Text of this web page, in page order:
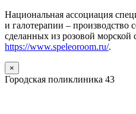
Национальная ассоциация
и галотерапии – производство
сделанных из розовой
https://www.speleoroom.ru/.
×
Городская поликлиника 43